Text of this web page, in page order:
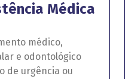
Médica
médico,
e odontológico
de urgência ou